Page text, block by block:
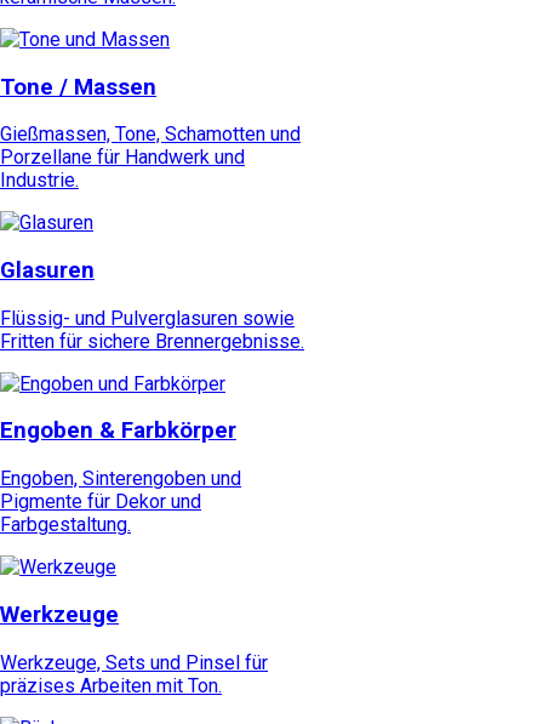
Tone / Massen
Gießmassen, Tone, Schamotten und
Porzellane für Handwerk und
Industrie.
Glasuren
Flüssig- und Pulverglasuren sowie
Fritten für sichere Brennergebnisse.
Engoben & Farbkörper
Engoben, Sinterengoben und
Pigmente für Dekor und
Farbgestaltung.
Werkzeuge
Werkzeuge, Sets und Pinsel für
präzises Arbeiten mit Ton.